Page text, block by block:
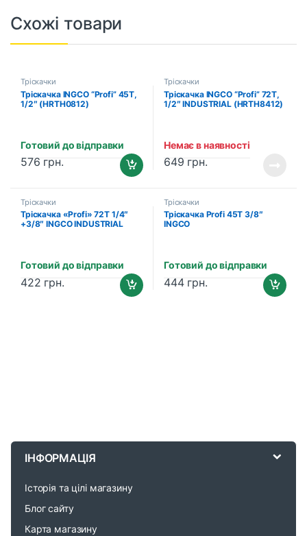
Схожі товари
Тріскачки
Тріскачка INGCO “Profi” 45T,
1/2″ (HRTH0812)
Готовий до відправки
576 грн.
Тріскачки
Тріскачка INGCO “Profi” 72T,
1/2″ INDUSTRIAL (HRTH8412)
Немає в наявності
649 грн.
Тріскачки
Тріскачка «Profi» 72T 1/4″
+3/8″ INGCO INDUSTRIAL
Готовий до відправки
422 грн.
Тріскачки
Тріскачка Profi 45T 3/8″
INGCO
Готовий до відправки
444 грн.
ІНФОРМАЦІЯ
Історія та цілі магазину
Блог сайту
Карта магазину